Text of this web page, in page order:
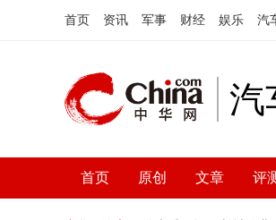
首页 资讯 军事 财经 娱乐 汽
汽
首页 原创 文章 评